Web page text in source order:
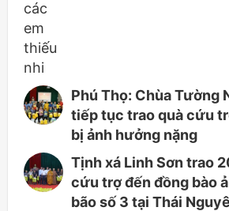
Phú Thọ: Chùa Tường
tiếp tục trao quà cứu
bị ảnh hưởng nặng
Tịnh xá Linh Sơn trao
cứu trợ đến đồng bào
bão số 3 tại Thái